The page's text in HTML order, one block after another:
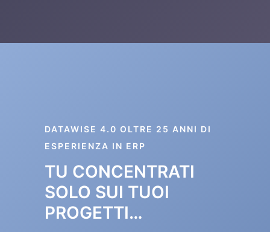
DATAWISE 4.0 OLTRE 25 ANNI DI
ESPERIENZA IN ERP
TU CONCENTRATI
SOLO SUI TUOI
PROGETTI…